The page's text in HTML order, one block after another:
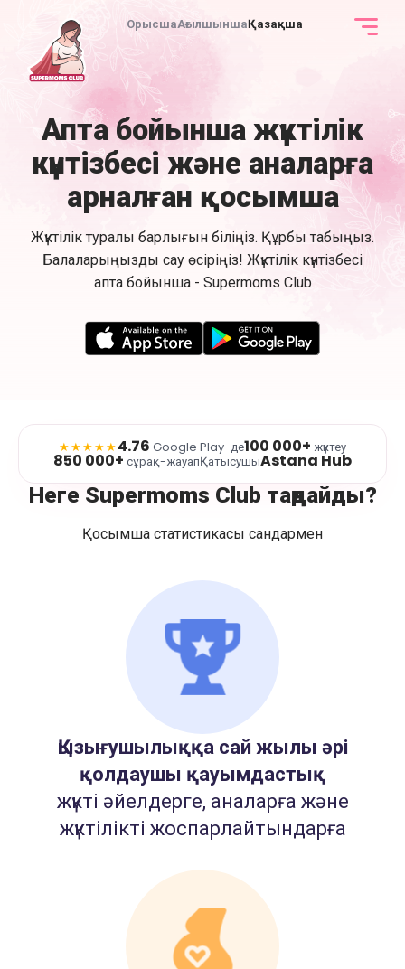
ОрысшаАғылшыншаҚазақша
Апта бойынша жүктілік
күнтізбесі және аналарға
арналған қосымша
Жүктілік туралы барлығын біліңіз. Құрбы табыңыз.
Балаларыңызды сау өсіріңіз! Жүктілік күнтізбесі
апта бойынша - Supermoms Club
★★★★★4.76 Google Play-де100 000+ жүктеу
850 000+ сұрақ-жауапҚатысушыAstana Hub
Неге Supermoms Club таңдайды?
Қосымша статистикасы сандармен
Қызығушылыққа сай жылы әрі
қолдаушы қауымдастық
жүкті әйелдерге, аналарға және
жүктілікті жоспарлайтындарға